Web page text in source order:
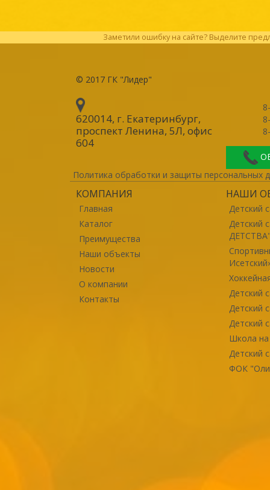
Заметили ошибку на сайте? Выделите
© 2017 ГК "Лидер"
620014, г. Екатеринбург,
проспект Ленина, 5Л, офис
604
Политика обработки и защиты персональных
КОМПАНИЯ
Главная
Каталог
Преимущества
Наши объекты
Новости
О компании
Контакты
НАШИ
Детский
Детский
Детский
Детский
Детский
Школа
Детский
ФОК